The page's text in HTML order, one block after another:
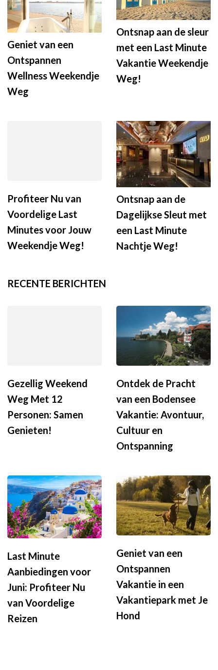
Geniet van een
Ontspannen
Wellness Weekendje
Weg
Ontsnap aan de sleur
met een Last Minute
Vakantie Weekendje
Weg!
Profiteer Nu van
Voordelige Last
Minutes voor Jouw
Weekendje Weg!
Ontsnap aan de
Dagelijkse Sleut met
een Last Minute
Nachtje Weg!
RECENTE BERICHTEN
Gezellig Weekend
Weg Met 12
Personen: Samen
Genieten!
Ontdek de Pracht
van een Bodensee
Vakantie: Avontuur,
Cultuur en
Ontspanning
Last Minute
Aanbiedingen voor
Juni: Profiteer Nu
van Voordelige
Reizen
Geniet van een
Ontspannen
Vakantie in een
Vakantiepark met Je
Hond